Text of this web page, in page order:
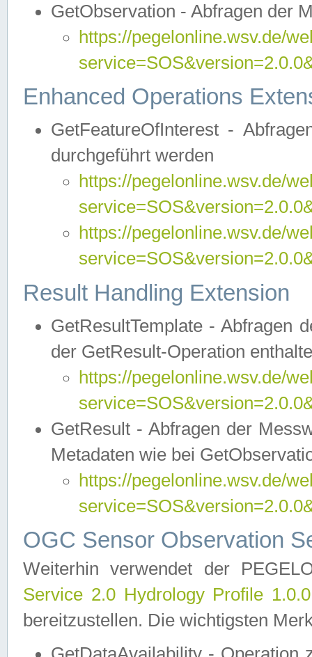
GetObservation - Abfragen der
https://pegelonline.wsv.de/
Enhanced Operations
GetFeatureOfInterest -
durchgeführt werden
https://pegelonline.wsv.de/
https://pegelonline.wsv.de/
Result Handling Extension
GetResultTemplate - Abfragen
der GetResult-Operation
https://pegelonline.wsv.de/
GetResult - Abfragen der
Metadaten wie bei
https://pegelonline.wsv.de/
OGC Sensor Observation
Weiterhin verwendet der
Service 2.0 Hydrology Profile
bereitzustellen. Die wichtigsten